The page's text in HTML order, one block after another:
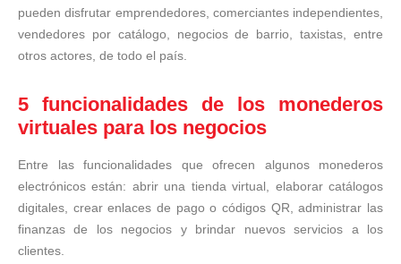
pueden disfrutar emprendedores, comerciantes independientes,
vendedores por catálogo, negocios de barrio, taxistas, entre
otros actores, de todo el país.
5 funcionalidades de los monederos
virtuales para los negocios
Entre las funcionalidades que ofrecen algunos monederos
electrónicos están: abrir una tienda virtual, elaborar catálogos
digitales, crear enlaces de pago o códigos QR, administrar las
finanzas de los negocios y brindar nuevos servicios a los
clientes.